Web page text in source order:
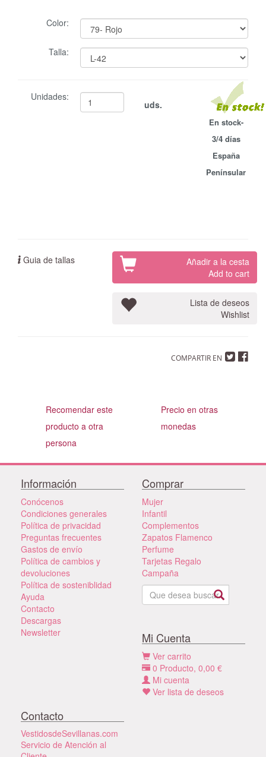
Color:
Talla:
Unidades:
uds.
En stock-
3/4 días
España
Penínsular
Guia de tallas
Añadir a la cesta
Add to cart
Lista de deseos
Wishlist
COMPARTIR EN
Recomendar este
producto a otra
persona
Precio en otras
monedas
Información
Conócenos
Condiciones generales
Política de privacidad
Preguntas frecuentes
Gastos de envío
Política de cambios y
devoluciones
Política de sosteniblidad
Ayuda
Contacto
Descargas
Newsletter
Comprar
Mujer
Infantil
Complementos
Zapatos Flamenco
Perfume
Tarjetas Regalo
Campaña
Mi Cuenta
Ver carrito
0 Producto, 0,00 €
Mi cuenta
Ver lista de deseos
Contacto
VestidosdeSevillanas.com
Servicio de Atención al